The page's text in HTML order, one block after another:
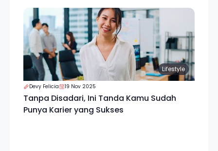
Lifestyle
Devy Felicia 19 Nov 2025
Tanpa Disadari, Ini Tanda Kamu Sudah
Punya Karier yang Sukses